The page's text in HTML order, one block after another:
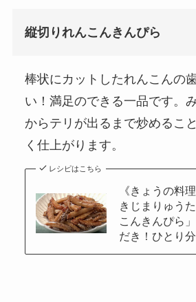
縦切りれんこんきんぴら
棒状にカットしたれんこんの
い！満足のできる一品です。
からテリが出るまで炒めるこ
く仕上がります。
レシピはこちら
《きょうの料
きじまりゅう
こんきんぴら
だき！ひとり